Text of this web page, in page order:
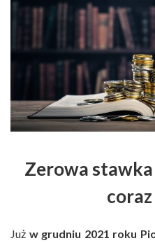
Zerowa stawka
Już w grudniu 2021 roku